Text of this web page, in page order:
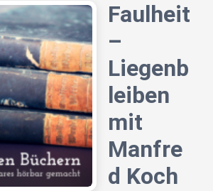
Faulheit
–
Liegenb
leiben
mit
Manfre
d Koch